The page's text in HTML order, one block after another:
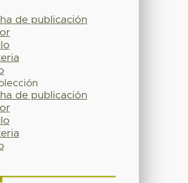
de publicación
de publicación